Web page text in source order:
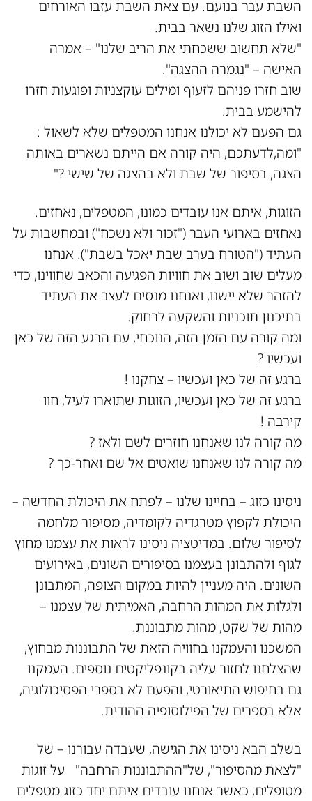
השבת עבר בנועם. עם צאת השבת עזבו האורחים
ואילו הזוג שלנו נשאר בבית.
"שלא תחשוב ששכחתי את הריב שלנו" – אמרה
האישה – "נגמרה ההצגה".
שוב חזרו פניהם לזעוף ומילים עוקצניות ופוגעות חזרו
להישמע בבית.
גם הפעם לא יכולנו אנחנו המטפלים שלא לשאול :
"ומה,לדעתכם, היה קורה אם הייתם נשארים באותה
הצגה, בסיפור של שבת ולא בהצגה של שישי ?"
הזוגות, איתם אנו עובדים כמונו, המטפלים, נאחזים.
נאחזים בארועי העבר ("זכור ולא נשכח") ובמחשבות על
העתיד ("הטורח בערב שבת יאכל בשבת"). אנחנו
מעלים שוב ושוב את חוויות הפגיעה והכאב שחווינו, כדי
להזהר שלא יישנו, ואנחנו מנסים לעצב את העתיד
בתיכנון תוכניות והשקעה לרחוק.
ומה קורה עם הזמן הזה, הנוכחי, עם הרגע הזה של כאן
ועכשיו ?
ברגע זה של כאן ועכשיו – צחקנו !
ברגע זה של כאן ועכשיו, הזוגות שתוארו לעיל, חוו
קירבה !
מה קורה לנו שאנחנו חוזרים לשם ולאז ?
מה קורה לנו שאנחנו שואטים אל שם ואחר-כך ?
ניסינו כזוג – בחיינו שלנו – לפתח את היכולת החדשה –
היכולת לקפוץ מטרגדיה לקומדיה, מסיפור מלחמה
לסיפור שלום. במדיטציה ניסינו לראות את עצמנו מחוץ
לגוף ולהתבונן בעצמנו בסיפורים השונים, באירועים
השונים. היה מעניין להיות במקום הצופה, המתבונן
ולגלות את המהות הרחבה, האמיתית של עצמנו –
מהות של שקט, מהות מתבוננת.
המשכנו והעמקנו בחוויה הזאת של התבוננות מבחוץ,
שהצלחנו לחזור עליה בקונפליקטים נוספים. העמקנו
גם בחיפוש התיאורטי, והפעם לא בספרי הפסיכולוגיה,
אלא בספרים של הפילוסופיה ההודית.
בשלב הבא ניסינו את הגישה, שעבדה עבורנו – של
"לצאת מהסיפור", של"ההתבוננות הרחבה" על זוגות
מטופלים, כאשר אנחנו עובדים איתם יחד כזוג מטפלים